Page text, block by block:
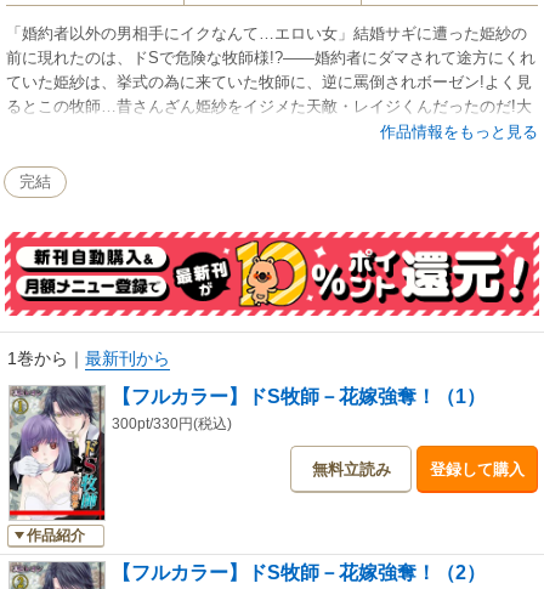
「婚約者以外の男相手にイクなんて…エロい女」結婚サギに遭った姫紗の
前に現れたのは、ドSで危険な牧師様!?――婚約者にダマされて途方にくれ
ていた姫紗は、挙式の為に来ていた牧師に、逆に罵倒されボーゼン!よく見
るとこの牧師…昔さんざん姫紗をイジメた天敵・レイジくんだったのだ!大
人になってもイジワルなレイジくんに、Hを強要されてしまう姫紗。淫らな
ロ…!
作品情報をもっと見る
完結
1巻から ｜ 最新刊から
作品紹介
【フルカラー】ドS牧師－花嫁強奪！（1）
300pt/330円(税込)
無料立読み 登録して購入
【フルカラー】ドS牧師－花嫁強奪！（2）